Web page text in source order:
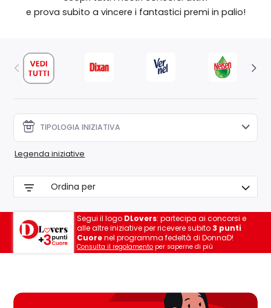
e prova subito a vincere i fantastici premi in palio!
TIPOLOGIA INIZIATIVA
Legenda iniziative
Segui il logo DLovers: partecipa ai concorsi e
alle altre iniziative per ricevere subito 3 punti
Cuorenel programma fedeltà di DonnaD!
Consulta il regolamento per saperne di più